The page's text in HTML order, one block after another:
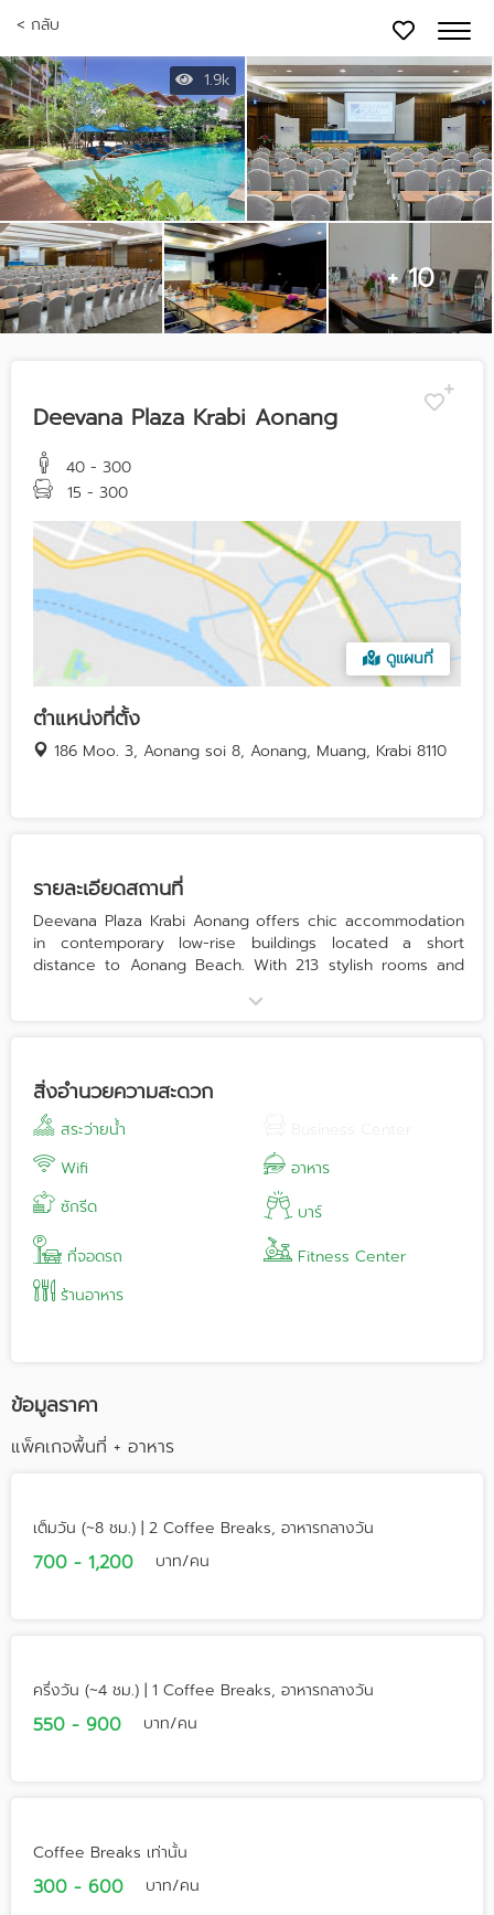
< กลับ
1.9k
+ 10
Deevana Plaza Krabi Aonang
40 - 300
15 - 300
ดูแผนที่
ตำแหน่งที่ตั้ง
186 Moo. 3, Aonang soi 8, Aonang, Muang, Krabi 8110
รายละเอียดสถานที่
Deevana Plaza Krabi Aonang offers chic accommodation
in contemporary low-rise buildings located a short
distance to Aonang Beach. With 213 stylish rooms and
resort’s excellent facilities and benefit from gracious and
bars, three large outdoor swimming pools, a kid’s pool, a
restful and rejuvenating spa, and outstanding meetings
and events facilities. Drawing inspiration from Krabi’s
stunning natural beauty and the abundance wildlife
protected within its national parks, Deevana Plaza Krabi
Aonang has named its restaurant, bars and meetings
facilities after birds such as the colorful hornbill and
kingfisher. Conveniently located a 30 minute drive from
Krabi International Airport, 20 minutes from Krabi Town,
and 2 hours from Phuket International Airport. Deevana
Plaza Krabi Aonang is the ideal choice for leisure guests,
nightlife, and much more; everything in fact for a truly
Thailand’s most inspiring and scenic destinations.
สิ่งอำนวยความสะดวก
สระว่ายน้ำ
Wifi
อาหาร
ซักรีด
บาร์
ที่จอดรถ
Fitness Center
ร้านอาหาร
ข้อมูลราคา
แพ็คเกจพื้นที่ + อาหาร
เต็มวัน (~8 ชม.) | 2 Coffee Breaks, อาหารกลางวัน
700 - 1,200 บาท/คน
ครึ่งวัน (~4 ชม.) | 1 Coffee Breaks, อาหารกลางวัน
550 - 900 บาท/คน
Coffee Breaks เท่านั้น
300 - 600 บาท/คน